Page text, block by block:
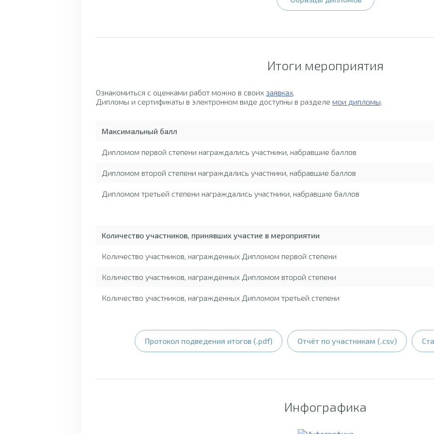
Итоги мероприятия
Ознакомиться с оценками работ можно в своих заявках.
Дипломы и сертификаты в электронном виде доступны в разделе мои дипломы.
Максимальный балл
Дипломом первой степени награждались участники, набравшие баллов
Дипломом второй степени награждались участники, набравшие баллов
Дипломом третьей степени награждались участники, набравшие баллов
Количество участников, принявших участие в мероприятии
Количество участников, награжденных Дипломом первой степени
Количество участников, награжденных Дипломом второй степени
Количество участников, награжденных Дипломом третьей степени
Протокол подведения итогов (.pdf) Отчёт по участникам (.csv)
Инфографика